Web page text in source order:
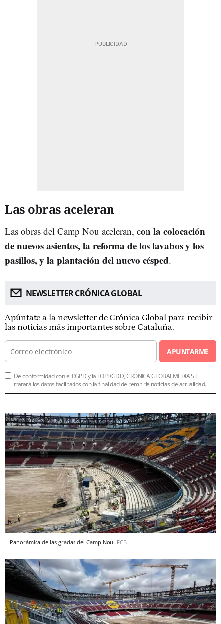
Las obras aceleran
Las obras del Camp Nou aceleran, con la colocación
de nuevos asientos, la reforma de los lavabos y los
pasillos, y la plantación del nuevo césped.
NEWSLETTER CRÓNICA GLOBAL
Apúntate a la newsletter de Crónica Global para recibir
las noticias más importantes sobre Cataluña.
APUNTARME
De conformidad con el RGPD y la LOPDGDD, CRÓNICA GLOBALMEDIA S.L.
tratará los datos facilitados con la finalidad de remitirle noticias de actualidad.
Panorámica de las gradas del Camp Nou FCB